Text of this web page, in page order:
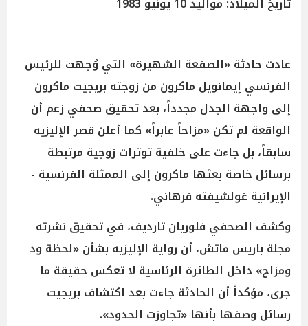
عادت حادثة «الصفعة الشهيرة» التي وُجهت للرئيس
الفرنسي إيمانويل ماكرون من زوجته بريجيت ماكرون
إلى واجهة الجدل مجدداً، بعد تحقيق صحفي زعم أن
الواقعة لم تكن «مزاحاً عابراً» كما أعلن قصر الإليزيه
سابقاً، بل جاءت على خلفية توترات زوجية مرتبطة
برسائل خاصة بعثها ماكرون إلى الممثلة الفرنسية -
الإيرانية غولشيفته فرهاني.
وكشف الصحفي فلوريان تارديف، في تحقيق نشرته
مجلة باريس ماتش، أن رواية الإليزيه بشأن «لحظة ود
ومزاح» داخل الطائرة الرئاسية لا تعكس حقيقة ما
جرى، مؤكداً أن الحادثة جاءت بعد اكتشاف بريجيت
رسائل وصفها بأنها «تجاوزت الحدود».